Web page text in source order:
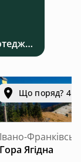
Park Verkhovyna - інвестиційний котеджний комплекс біля Верховини в Карпатах
Що поряд? 4.3
Івано-
Гора Ягідна